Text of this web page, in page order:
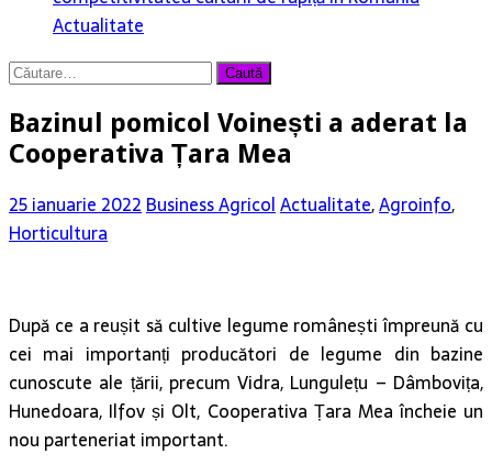
Actualitate
Caută
Bazinul pomicol Voinești a aderat la
Cooperativa Țara Mea
25 ianuarie 2022Business AgricolActualitate,Agroinfo,
Horticultura
După ce a reușit să cultive legume românești împreună cu
cei mai importanți producători de legume din bazine
cunoscute ale țării, precum Vidra, Lungulețu – Dâmbovița,
Hunedoara, Ilfov și Olt, Cooperativa Țara Mea încheie un
nou parteneriat important.